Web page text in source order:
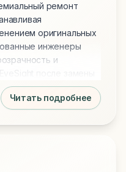
ремонт
оригинальных
инженеры
и
облик вашего
Читать подробнее